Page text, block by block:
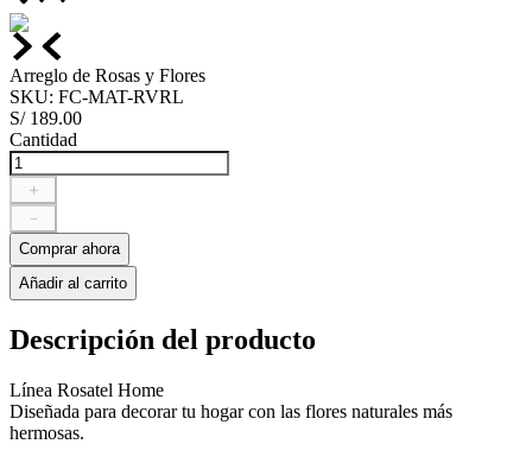
Arreglo de Rosas y Flores
SKU: FC-MAT-RVRL
S/ 189.00
Cantidad
＋
－
Comprar ahora
Añadir al carrito
Descripción del producto
Línea Rosatel Home
Diseñada para decorar tu hogar con las flores naturales más
hermosas.